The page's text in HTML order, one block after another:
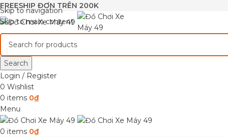
Skip to navigation
Skip to main content
FREESHIP ĐƠN TRÊN 200K
Search
Login / Register
0 Wishlist
0 items 0₫
Menu
0 items 0₫